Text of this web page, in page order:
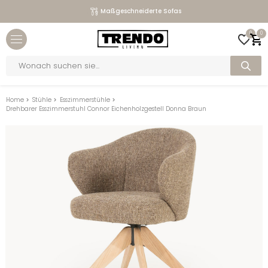
Maßgeschneiderte Sofas
0 0
search
Home > Stühle > Esszimmerstühle >
Drehbarer Esszimmerstuhl Connor Eichenholzgestell Donna Braun